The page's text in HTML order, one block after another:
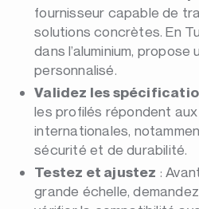
fournisseur capable de
solutions concrètes. En
dans l’aluminium,
personnalisé.
Validez les
les profilés répondent
internationales,
sécurité et de durabilité.
Testez et ajustez :
grande échelle,